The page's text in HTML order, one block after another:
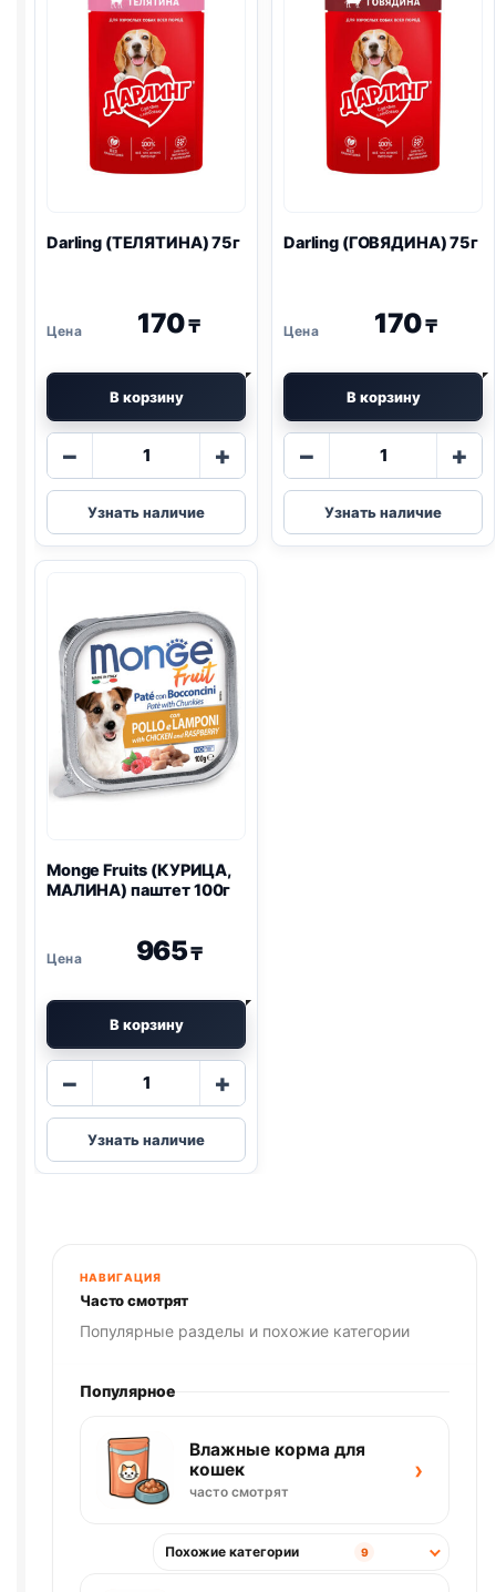
Darling (ТЕЛЯТИНА) 75г
170₸
В корзину
−
Количество
Darling
(ТЕЛЯТИНА)
75г
+
Узнать наличие
Darling (ГОВЯДИНА) 75г
170₸
В корзину
−
Количество
Darling
(ГОВЯДИНА)
75г
+
Узнать наличие
Monge Fruits (КУРИЦА,
МАЛИНА) паштет 100г
965₸
В корзину
−
Количество
Monge
Fruits
(КУРИЦА,
+
Узнать наличие
НАВИГАЦИЯ
Часто смотрят
Популярные разделы и похожие категории
Популярное
Влажные корма для
кошек
часто смотрят
›
Похожие категории 9